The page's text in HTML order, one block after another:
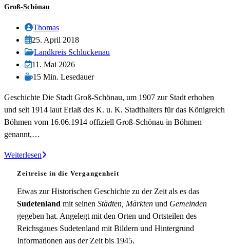
Groß-Schönau
Beitrags-
Autor:
Thomas
Beitrag
veröffentlicht:
25. April 2018
Beitrags-
Kategorie:
Landkreis Schluckenau
Beitrag
zuletzt
am:
11. Mai 2026
Lesedauer:
15 Min. Lesedauer
Geschichte Die Stadt Groß-Schönau, um 1907 zur Stadt erhoben
und seit 1914 laut Erlaß des K. u. K. Stadthalters für das Königreich
Böhmen vom 16.06.1914 offiziell Groß-Schönau in Böhmen
genannt,…
WeiterlesenGroß-
Zeitreise in die Vergangenheit
Etwas zur Historischen Geschichte zu der Zeit als es das
Sudetenland mit seinen Städten, Märkten und Gemeinden
gegeben hat. Angelegt mit den Orten und Ortsteilen des
Reichsgaues Sudetenland mit Bildern und Hintergrund
Informationen aus der Zeit bis 1945.